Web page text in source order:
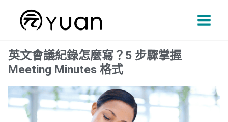
Main
英文會議紀錄怎麼寫？5 步驟掌握
Meeting Minutes 格式